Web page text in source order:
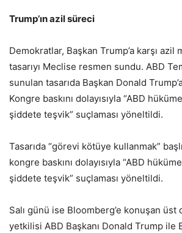
Trump’ın azil süreci
Demokratlar, Başkan Trump’a karşı azil
tasarıyı Meclise resmen sundu. ABD
sunulan tasarıda Başkan Donald
Kongre baskını dolayısıyla “ABD
şiddete teşvik” suçlaması yöneltildi.
Tasarıda “görevi kötüye kullanmak”
kongre baskını dolayısıyla “ABD
şiddete teşvik” suçlaması yöneltildi.
Salı günü ise Bloomberg’e konuşan
yetkilisi ABD Başkanı Donald Trump ile